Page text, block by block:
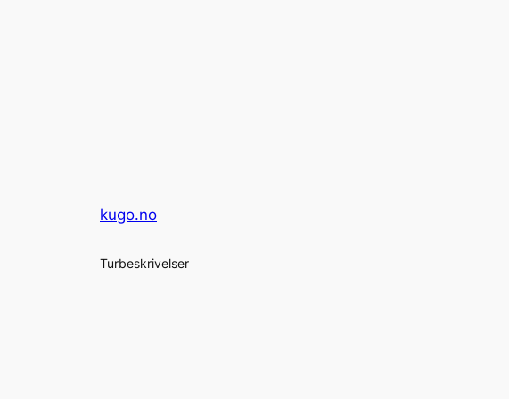
kugo.no
Turbeskrivelser